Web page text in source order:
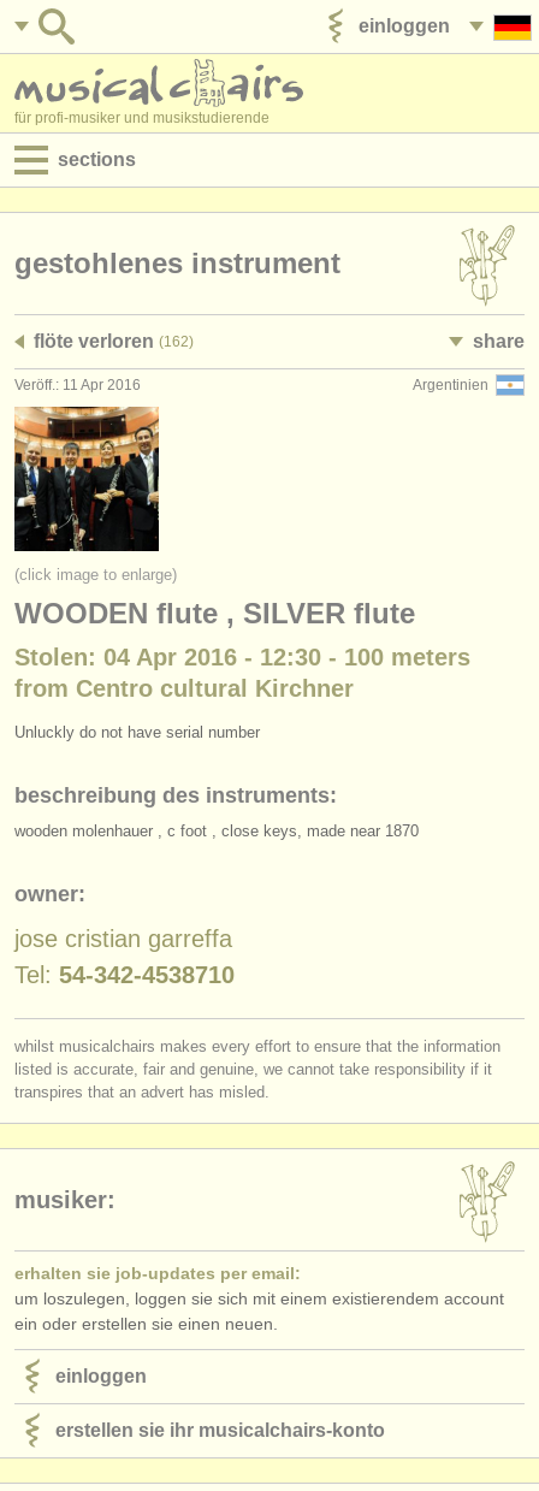
einloggen
für profi-musiker und musikstudierende
sections
jobs - verwaltung
degree courses
kurse
musikwettbewerbe
instrumentenverkauf
gestohlene instrumente
verzeichnisse:
orchester
jugendorchester
über musicalchairs
kontakt
nachrichten in der klassischen musik
verlage:
anzeige veröffentlichen
einloggen
gestohlenes instrument
flöte verloren (162) share
Argentinien
Veröff.: 11 Apr 2016
(click image to enlarge)
WOODEN flute , SILVER flute
Stolen: 04 Apr 2016 - 12:30 - 100 meters
from Centro cultural Kirchner
Unluckly do not have serial number
beschreibung des instruments:
wooden molenhauer , c foot , close keys, made near 1870
owner:
jose cristian garreffa
Tel: 54-342-4538710
whilst musicalchairs makes every effort to ensure that the information
listed is accurate, fair and genuine, we cannot take responsibility if it
transpires that an advert has misled.
musiker:
erhalten sie job-updates per email:
um loszulegen, loggen sie sich mit einem existierendem account
ein oder erstellen sie einen neuen.
einloggen
erstellen sie ihr musicalchairs-konto